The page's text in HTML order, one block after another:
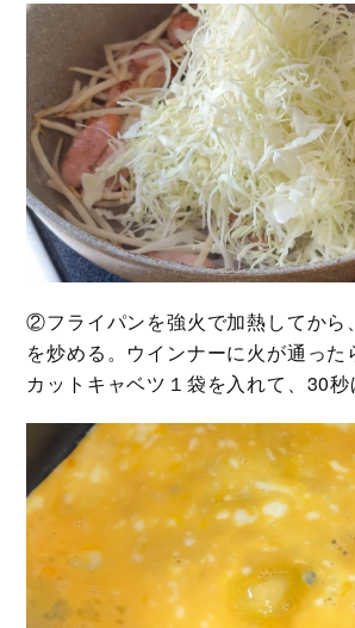
②フライパンを強火で加熱してか
を炒める。ウインナーに火が通っ
カットキャベツ１袋を入れて、30秒